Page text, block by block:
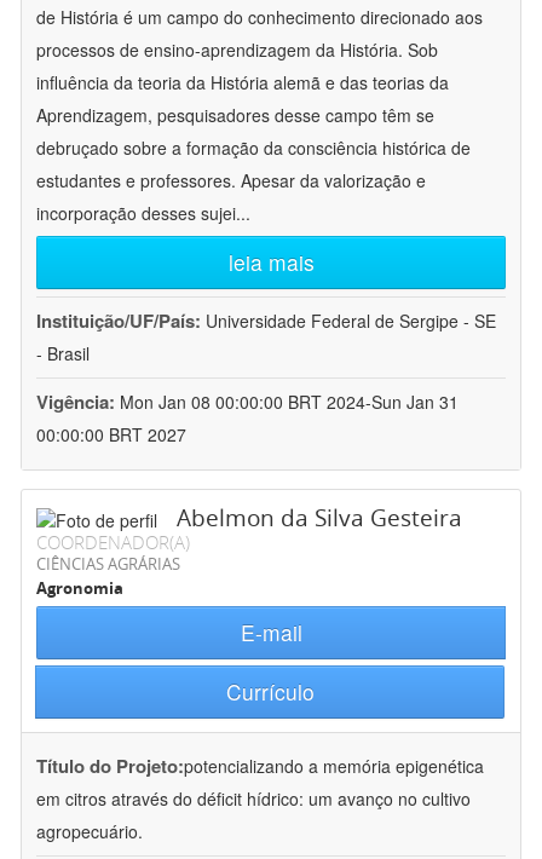
de História é um campo do conhecimento direcionado aos
processos de ensino-aprendizagem da História. Sob
influência da teoria da História alemã e das teorias da
Aprendizagem, pesquisadores desse campo têm se
debruçado sobre a formação da consciência histórica de
estudantes e professores. Apesar da valorização e
incorporação desses sujei...
leia mais
Instituição/UF/País: Universidade Federal de Sergipe - SE
- Brasil
Vigência: Mon Jan 08 00:00:00 BRT 2024-Sun Jan 31
00:00:00 BRT 2027
Abelmon da Silva Gesteira
COORDENADOR(A)
CIÊNCIAS AGRÁRIAS
Agronomia
E-mail
Currículo
Título do Projeto:potencializando a memória epigenética
em citros através do déficit hídrico: um avanço no cultivo
agropecuário.